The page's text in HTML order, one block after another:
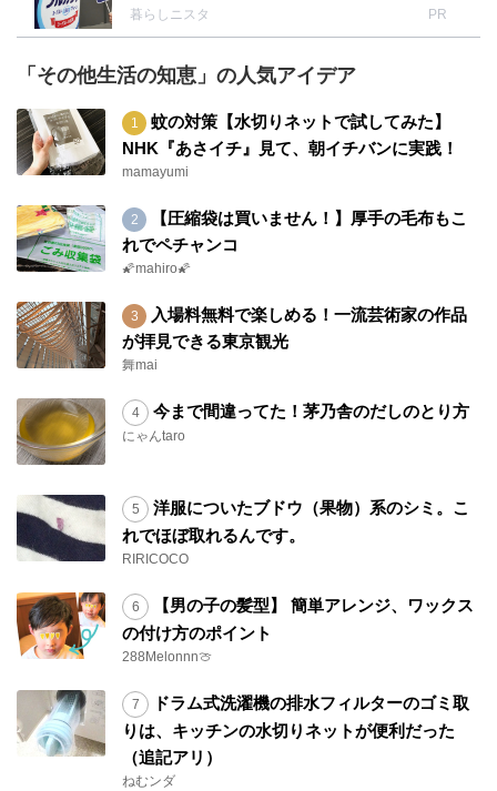
暮らしニスタ PR
「その他生活の知恵」の人気アイデア
蚊の対策【水切りネットで試してみた】
NHK『あさイチ』見て、朝イチバンに実践！
mamayumi
【圧縮袋は買いません！】厚手の毛布もこ
れでペチャンコ
🌠mahiro🌠
入場料無料で楽しめる！一流芸術家の作品
が拝見できる東京観光
舞mai
今まで間違ってた！茅乃舎のだしのとり方
にゃんtaro
洋服についたブドウ（果物）系のシミ。こ
れでほぼ取れるんです。
RIRICOCO
【男の子の髪型】 簡単アレンジ、ワックス
の付け方のポイント
288Melonnn🍈
ドラム式洗濯機の排水フィルターのゴミ取
りは、キッチンの水切りネットが便利だった
（追記アリ）
ねむンダ